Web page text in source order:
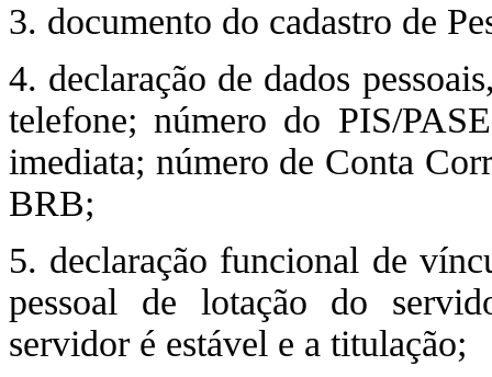
3. documento do cadastro de
4. declaração de dados
telefone; número do PIS/
imediata; número de Conta
BRB;
5. declaração funcional de
pessoal de lotação do
servidor é estável e a titulação;